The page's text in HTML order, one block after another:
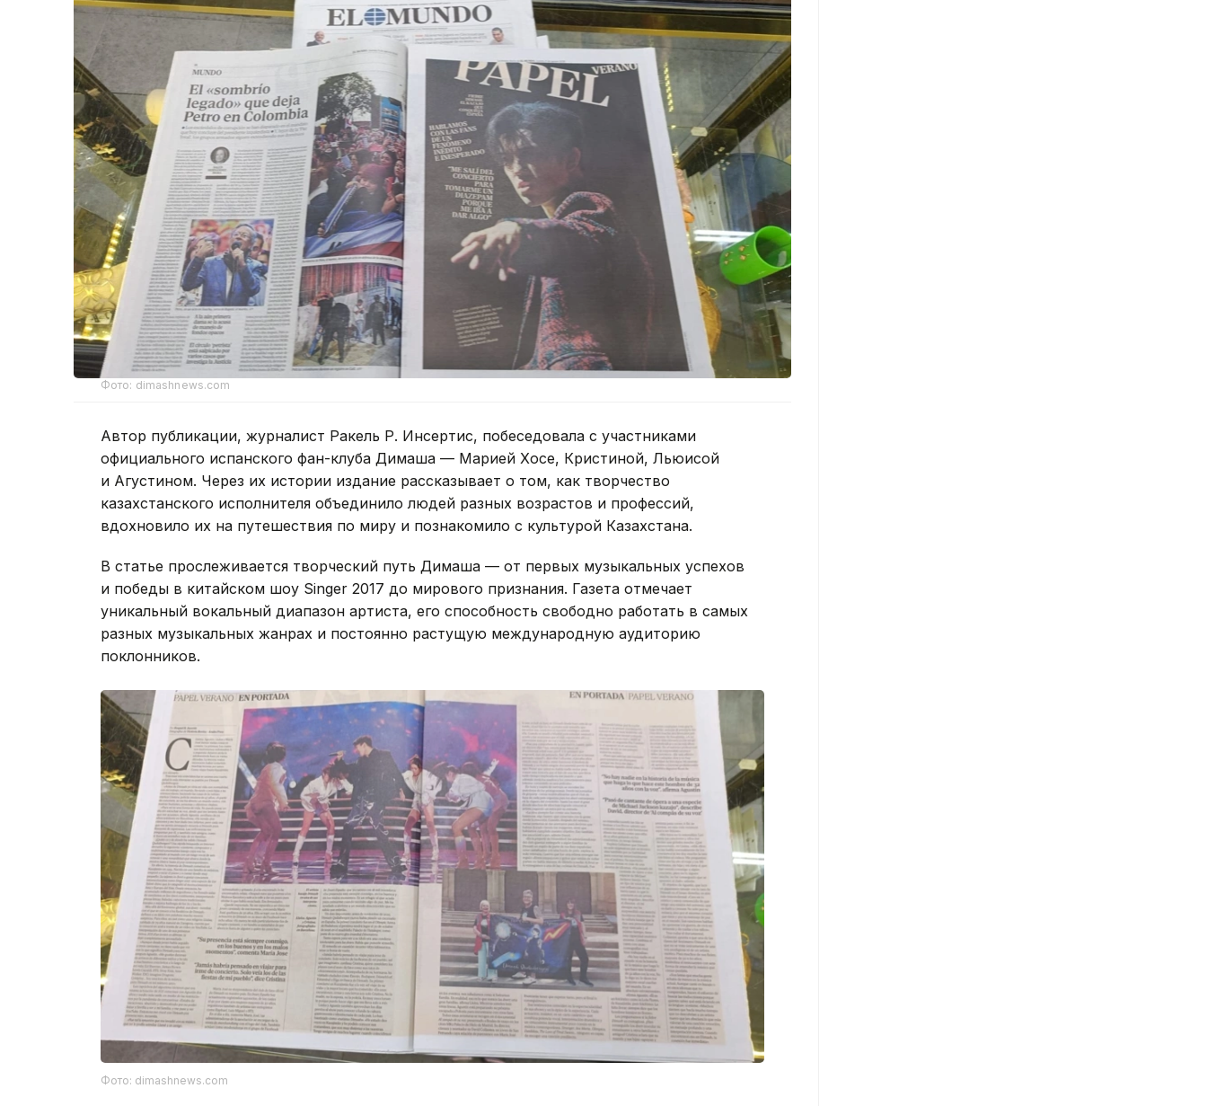
Фото: dimashnews.com
Автор публикации, журналист Ракель Р. Инсертис, побеседовала с участниками
официального испанского фан-клуба Димаша — Марией Хосе, Кристиной, Льюисой
и Агустином. Через их истории издание рассказывает о том, как творчество
казахстанского исполнителя объединило людей разных возрастов и профессий,
вдохновило их на путешествия по миру и познакомило с культурой Казахстана.
В статье прослеживается творческий путь Димаша — от первых музыкальных успехов
и победы в китайском шоу Singer 2017 до мирового признания. Газета отмечает
уникальный вокальный диапазон артиста, его способность свободно работать в самых
разных музыкальных жанрах и постоянно растущую международную аудиторию
поклонников.
Фото: dimashnews.com